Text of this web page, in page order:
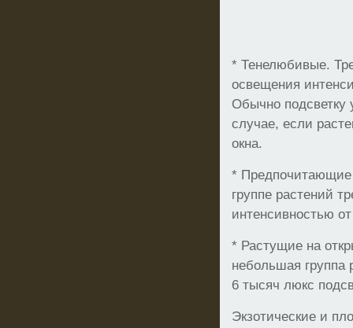
* Тенелюбивые.
освещения
Обычно подсветку
случае, если
окна.
* Предпочитающие
группе растений
интенсивностью
* Растущие на
небольшая группа
6 тысяч люкс
Экзотические и